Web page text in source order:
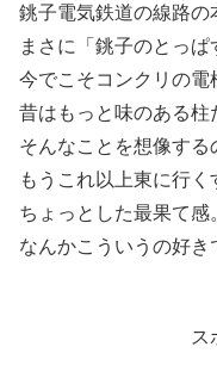
銚子電気鉄道の線路の
まさに「銚子のとっぱ
今でこそコンクリの電
昔はもっと味のある柱
そんなことを想像す
もうこれ以上東に行く
ちょっとした最果て感
なんかこういうの好き
ス